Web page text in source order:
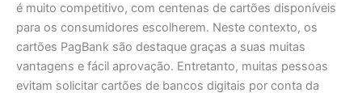
é muito competitivo, com centenas de cartões disponíveis
para os consumidores escolherem. Neste contexto, os
cartões PagBank são destaque graças a suas muitas
vantagens e fácil aprovação. Entretanto, muitas pessoas
evitam solicitar cartões de bancos digitais por conta da